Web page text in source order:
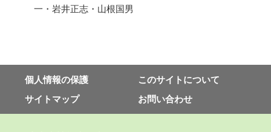
一・岩井正志・山根国男
個⼈情報の保護
このサイトについて
サイトマップ
お問い合わせ